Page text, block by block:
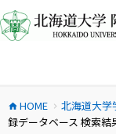
ン
テ
ス
キ
home HOME chevron_right 北海道大学
録データベース 検索結